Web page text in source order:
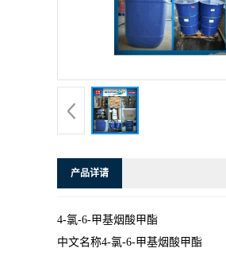
产品详请
4-氯-6-甲基烟酸甲酯
中文名称4-氯-6-甲基烟酸甲酯